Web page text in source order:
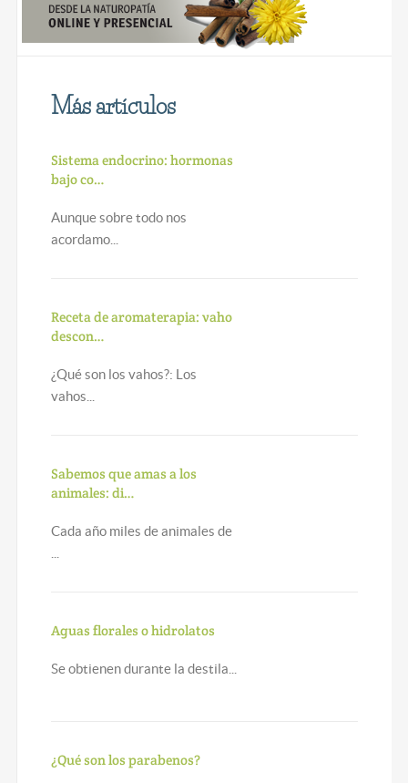
Más artículos
Sistema endocrino: hormonas
bajo co…
Aunque sobre todo nos
acordamo...
Receta de aromaterapia: vaho
descon…
¿Qué son los vahos?: Los
vahos...
Sabemos que amas a los
animales: di…
Cada año miles de animales de
...
Aguas florales o hidrolatos
Se obtienen durante la destila...
¿Qué son los parabenos?